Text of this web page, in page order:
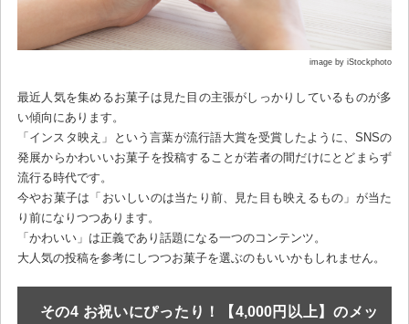
image by iStockphoto
最近人気を集めるお菓子は見た目の主張がしっかりしているものが多
い傾向にあります。
「インスタ映え」という言葉が流行語大賞を受賞したように、SNSの
発展からかわいいお菓子を投稿することが若者の間だけにとどまらず
流行る時代です。
今やお菓子は「おいしいのは当たり前、見た目も映えるもの」が当た
り前になりつつあります。
「かわいい」は正義であり話題になる一つのコンテンツ。
大人気の投稿を参考にしつつお菓子を選ぶのもいいかもしれません。
その4 お祝いにぴったり！【4,000円以上】のメッ